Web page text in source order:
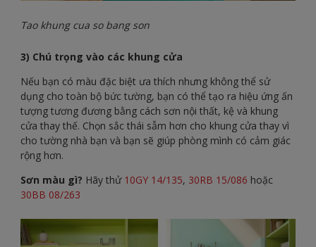
Tao khung cua so bang son
3) Chú trọng vào các khung cửa
Nếu bạn có màu đặc biệt ưa thích nhưng không thể sử
dụng cho toàn bộ bức tường, bạn có thể tạo ra hiệu ứng ấn
tượng tương đương bằng cách sơn nội thất, kệ và khung
cửa thay thế. Chọn sắc thái sẫm hơn cho khung cửa thay vì
cho tường nhà bạn và bạn sẽ giúp phòng mình có cảm giác
rộng hơn.
Sơn màu gì? Hãy thử 10GY 14/135, 30RB 15/086 hoặc
30BB 08/263